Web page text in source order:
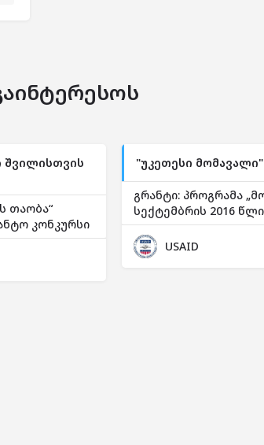
შვილისთვის
თაობა“
კონკურსი
"უკეთესი მომავალი"
გრანტი: პროგრამა
სექტემბრის 2016
USAID